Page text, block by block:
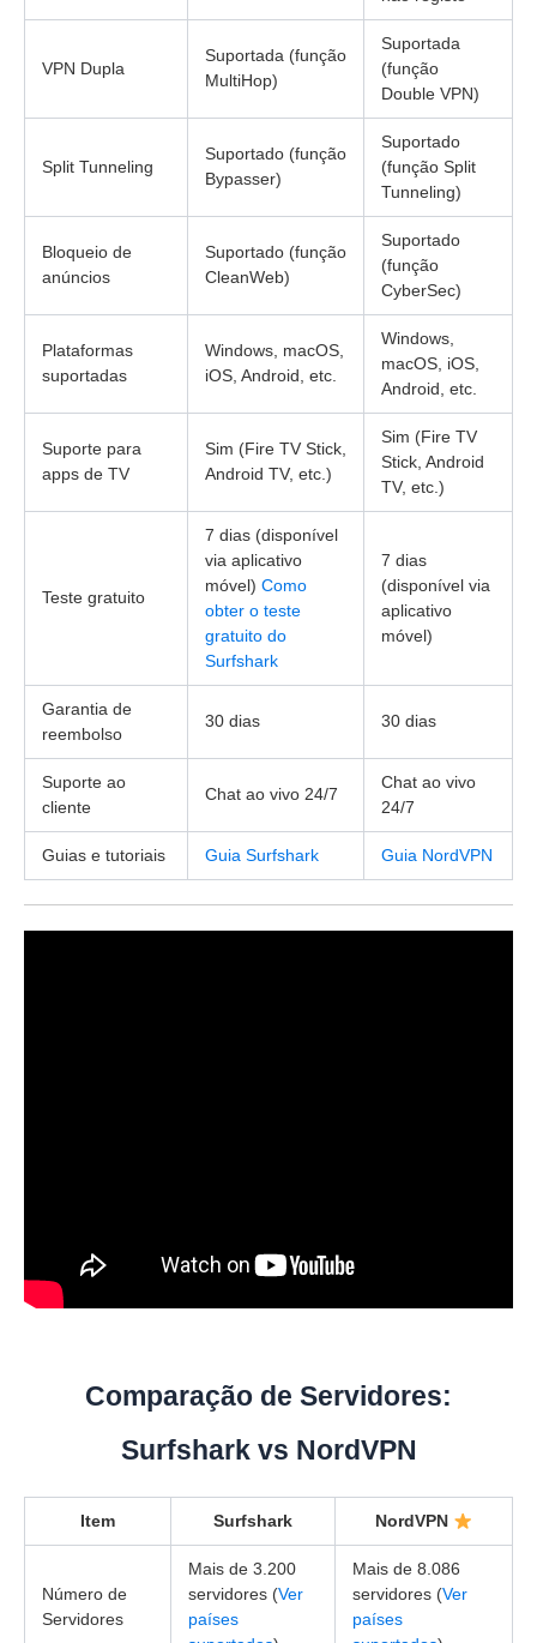
VPN Dupla
Suportada (função
MultiHop)
Suportada
(função
Double VPN)
Split Tunneling
Suportado (função
Bypasser)
Suportado
(função Split
Tunneling)
Bloqueio de
anúncios
Suportado (função
CleanWeb)
Suportado
(função
CyberSec)
Plataformas
suportadas
Windows, macOS,
iOS, Android, etc.
Windows,
macOS, iOS,
Android, etc.
Suporte para
apps de TV
Sim (Fire TV Stick,
Android TV, etc.)
Sim (Fire TV
Stick, Android
TV, etc.)
Teste gratuito
7 dias (disponível
via aplicativo
móvel) Como
obter o teste
gratuito do
Surfshark
7 dias
(disponível via
aplicativo
móvel)
Garantia de
reembolso
30 dias 30 dias
Suporte ao
cliente
Chat ao vivo 24/7
Chat ao vivo
24/7
Guias e tutoriais Guia Surfshark Guia NordVPN
Comparação de Servidores:
Surfshark vs NordVPN
Item Surfshark NordVPN
Número de
Servidores
Mais de 3.200
servidores (Ver
países
Mais de 8.086
servidores (Ver
países